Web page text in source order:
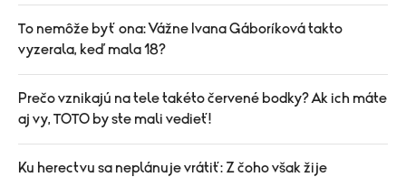
To nemôže byť ona: Vážne Ivana Gáboríková takto
vyzerala, keď mala 18?
Prečo vznikajú na tele takéto červené bodky? Ak ich máte
aj vy, TOTO by ste mali vedieť!
Ku herectvu sa neplánuje vrátiť: Z čoho však žije